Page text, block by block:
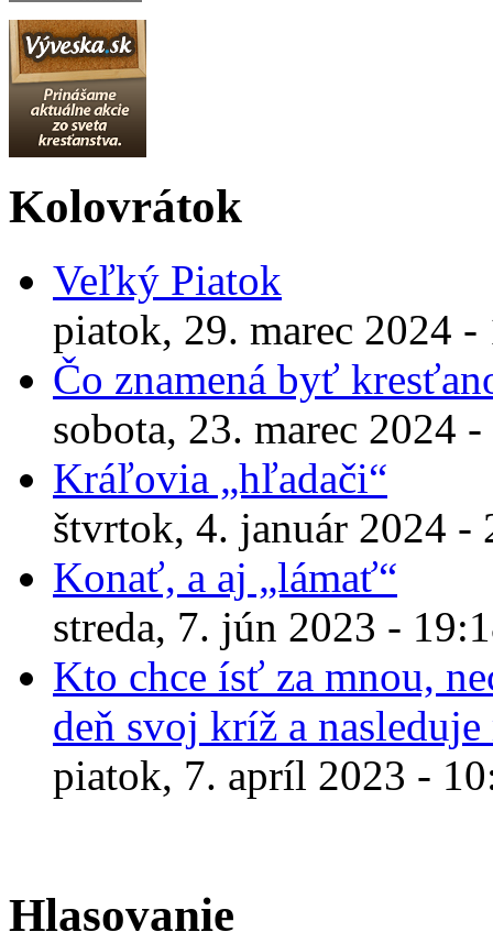
Kolovrátok
Veľký Piatok
piatok, 29. marec 2024 -
Čo znamená byť
sobota, 23. marec 2024
Kráľovia „hľadači“
štvrtok, 4. január 2024 -
Konať, a aj „lámať“
streda, 7. jún 2023 -
Kto chce ísť za mnou,
deň svoj kríž a
piatok, 7. apríl 2023 -
Hlasovanie